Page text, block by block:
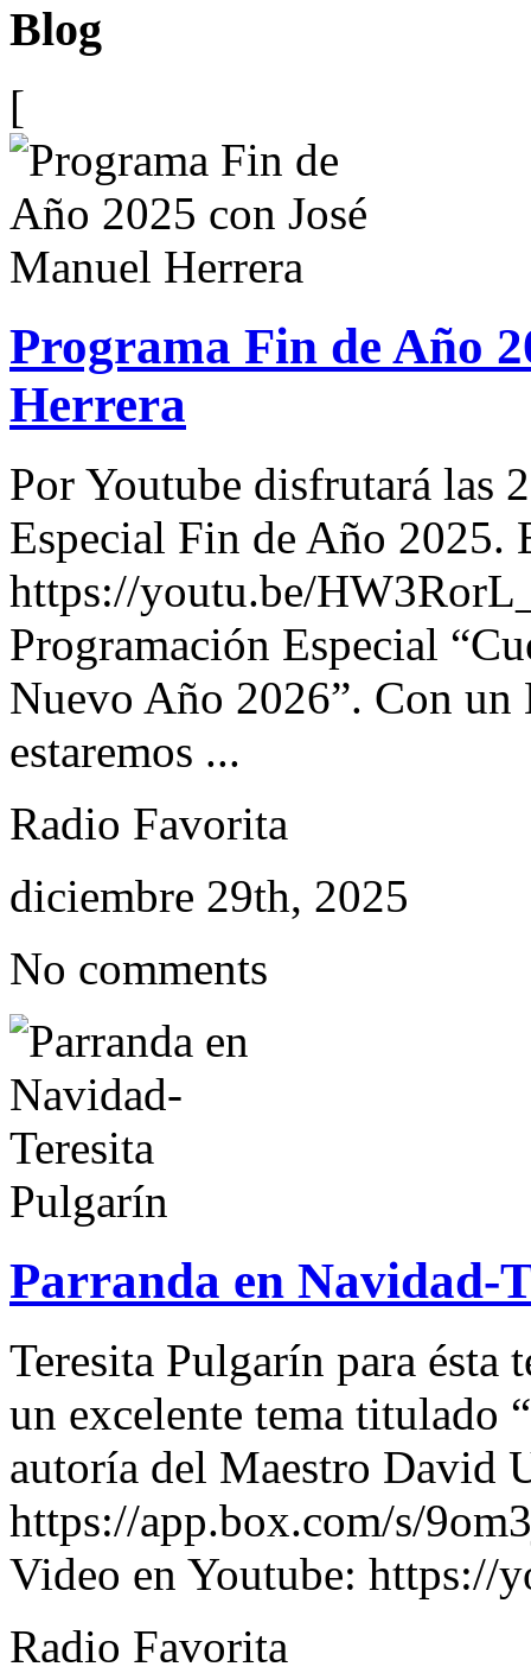
Blog
[
Programa Fin de Año
Herrera
Por Youtube disfrutará las
Especial Fin de Año 2025.
https://youtu.be/
Programación Especial
Nuevo Año 2026”. Con un
estaremos ...
Radio Favorita
diciembre 29th, 2025
No comments
Parranda en Navidad-
Teresita Pulgarín para ésta
un excelente tema titulado
autoría del Maestro David
https://app.box.com/s/
Video en Youtube: https://
Radio Favorita